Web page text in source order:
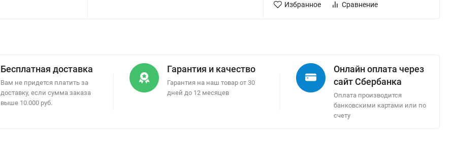
Избранное Сравнение
Бесплатная доставка
Вам не придется платить за
доставку, если сумма заказа
выше 10.000 руб.
Гарантия и качество
Гарантия на наш товар от 30
дней до 12 месяцев
Онлайн оплата через
сайт Сбербанка
Оплата производится
банковскими картами или по
счету